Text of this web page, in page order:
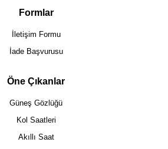
Formlar
İletişim Formu
İade Başvurusu
Öne Çıkanlar
Güneş Gözlüğü
Kol Saatleri
Akıllı Saat